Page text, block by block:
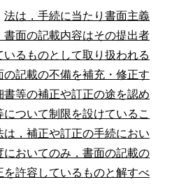
法は，手続に当たり書面主義
書面の記載内容はその提出者
るものとして取り扱われる
の記載の不備を補充・修正す
書等の補正や訂正の途を認め
ついて制限を設けているこ
は，補正や訂正の手続におい
においてのみ，書面の記載の
を許容しているものと解すべ